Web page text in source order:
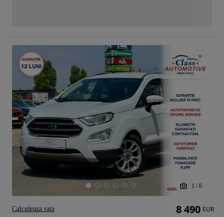
1 / 6
8 490 EUR
Calculeaza rata